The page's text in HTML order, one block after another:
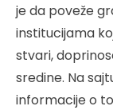
je da poveže
institucijama
stvari,
sredine. Na
informacije o